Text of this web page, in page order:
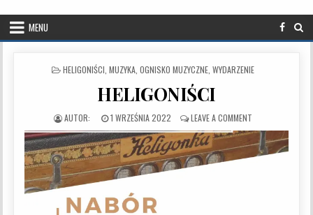
MENU
POSTED IN
HELIGONIŚCI MUZYKA OGNISKO MUZYCZNE WYDARZENIE
HELIGONIŚCI
PUBLISHED DATE:
1 WRZEŚNIA 2022 LEAVE A COMMENT